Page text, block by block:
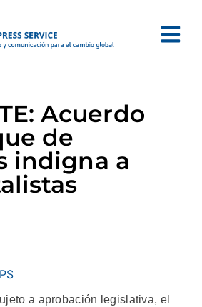
Acuerdo
de
indigna a
a aprobación legislativa, el